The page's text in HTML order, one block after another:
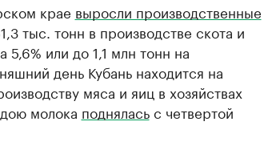
крае выросли производственные
тыс. тонн в производстве скота и
или до 1,1 млн тонн на
день Кубань находится на
мяса и яиц в хозяйствах
молока подняласьс четвертой